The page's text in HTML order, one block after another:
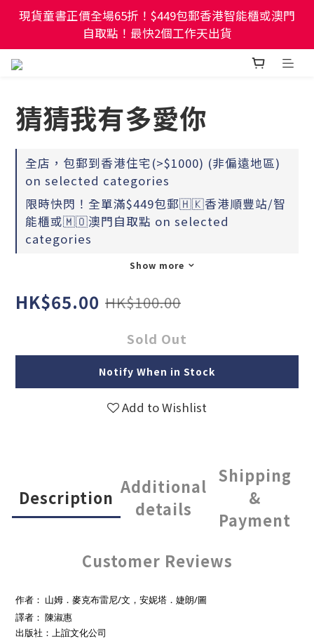
現貨童書正價全場65折！$449包郵香港智能櫃或澳門
自取點！最快2個工作天出貨
現貨童書正價全場65折！$449包郵香港智能櫃或澳門
自取點！最快2個工作天出貨
幼稚園及小學試卷/練習📚任選3件85折🌟5件75折
現貨童書正價全場65折！$449包郵香港智能櫃或澳門
自取點！最快2個工作天出貨
猜猜我有多愛你
全店，包郵到香港住宅(>$1000) (非偏遠地區)
on selected categories
限時快閃！全單滿$449包郵🇭🇰香港順豐站/智
能櫃或🇲🇴澳門自取點 on selected
categories
Show more
HK$65.00 HK$100.00
Sold Out
Notify When in Stock
Add to Wishlist
Description
Additional
details
Shipping
&
Payment
Customer Reviews
作者： 山姆．麥克布雷尼/文，安妮塔．婕朗/圖
譯者： 陳淑惠
出版社：上誼文化公司